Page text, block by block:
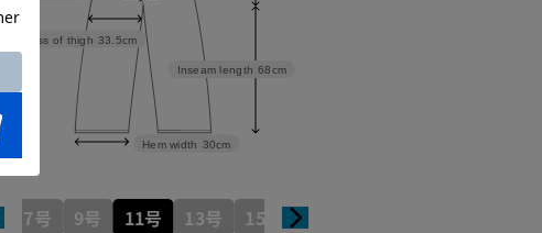
Inseam length 68cm
Hem width 30cm
Thickness of thigh 33.5cm
7号 9号 11号 13号 15号